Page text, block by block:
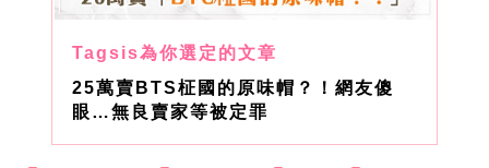
25萬賣BTS柾國的原味帽？！網友傻
眼…無良賣家等被定罪